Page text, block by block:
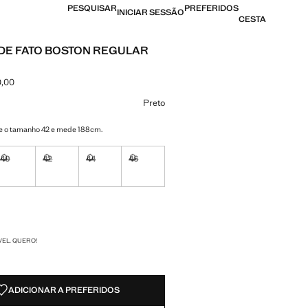
PESQUISARINICIAR SESSÃOPREFERIDOS
CESTA
FATO BOSTON REGULAR
119 900,00 ]
cor
Preto
o tamanho 42 e mede 188cm.
40 42 44 46
QUERO!
ADICIONAR A PREFERIDOS